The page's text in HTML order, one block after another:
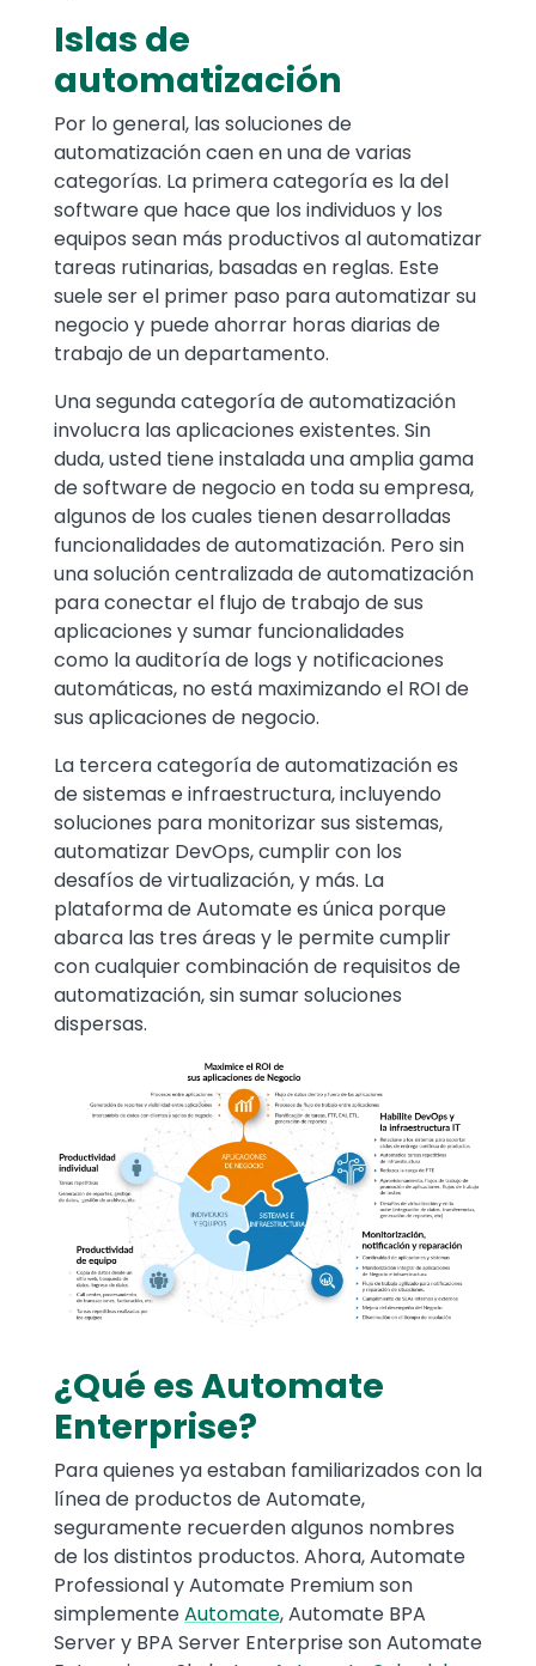
Islas de
automatización
Por lo general, las soluciones de
automatización caen en una de varias
categorías. La primera categoría es la del
software que hace que los individuos y los
equipos sean más productivos al automatizar
tareas rutinarias, basadas en reglas. Este
suele ser el primer paso para automatizar su
negocio y puede ahorrar horas diarias de
trabajo de un departamento.
Una segunda categoría de automatización
involucra las aplicaciones existentes. Sin
duda, usted tiene instalada una amplia gama
de software de negocio en toda su empresa,
algunos de los cuales tienen desarrolladas
funcionalidades de automatización. Pero sin
una solución centralizada de automatización
para conectar el flujo de trabajo de sus
aplicaciones y sumar funcionalidades
como la auditoría de logs y notificaciones
automáticas, no está maximizando el ROI de
sus aplicaciones de negocio.
La tercera categoría de automatización es
de sistemas e infraestructura, incluyendo
soluciones para monitorizar sus sistemas,
automatizar DevOps, cumplir con los
desafíos de virtualización, y más. La
plataforma de Automate es única porque
abarca las tres áreas y le permite cumplir
con cualquier combinación de requisitos de
automatización, sin sumar soluciones
dispersas.
¿Qué es Automate
Enterprise?
Para quienes ya estaban familiarizados con la
línea de productos de Automate,
seguramente recuerden algunos nombres
de los distintos productos. Ahora, Automate
Professional y Automate Premium son
simplementeAutomate, Automate BPA
Server y BPA Server Enterprise son Automate